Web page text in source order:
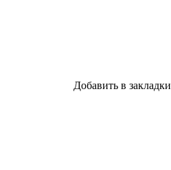
Добавить в закладки